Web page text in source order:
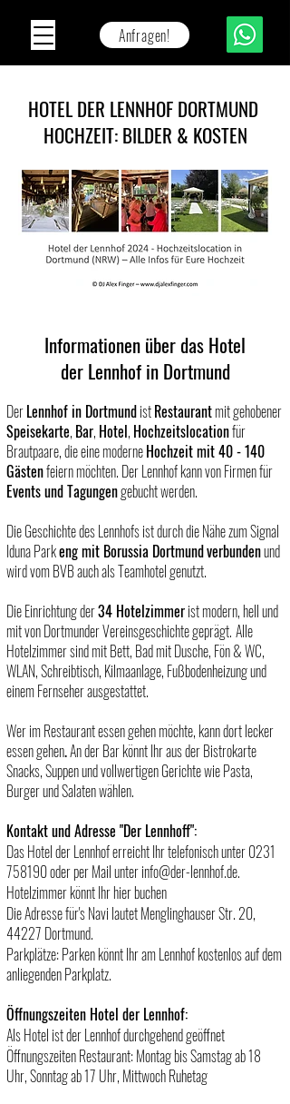
Anfragen!
HOTEL DER LENNHOF DORTMUND
HOCHZEIT: BILDER & KOSTEN
Informationen über das Hotel
der Lennhof in Dortmund
DerLennhof in DortmundistRestaurantmit gehobener
Speisekarte, Bar, Hotel, Hochzeitslocationfür
Brautpaare, die eine moderneHochzeit mit 40 - 140
Gästenfeiern möchten. Der Lennhof kann von Firmen für
Events und Tagungengebucht werden.
DieGeschichte des Lennhofsist durch die Nähe zum Signal
Iduna Parkeng mit Borussia Dortmundverbundenund
wird vom BVB auch als Teamhotel genutzt.
Die Einrichtung der34 Hotelzimmerist modern, hell und
mit von Dortmunder Vereinsgeschichte geprägt. Alle
Hotelzimmer sind mit Bett, Bad mit Dusche, Fön & WC,
WLAN, Schreibtisch, Kilmaanlage, Fußbodenheizung und
einem Fernseher ausgestattet.
Wer im Restaurant essen gehen möchte, kann dort lecker
essen gehen.An der Bar könnt Ihr aus der Bistrokarte
Snacks, Suppen und vollwertigen Gerichte wie Pasta,
Burger und Salaten wählen.
Kontakt und Adresse "Der Lennhoff":
Das Hotel der Lennhof erreicht Ihr telefonisch unter0231
758190oder per Mailunterinfo@der-lennhof.de.
Hotelzimmer könnt Ihr hier buchen
Die Adresse für's Navi lautet Menglinghauser Str. 20,
44227 Dortmund.
Parkplätze: Parken könnt Ihr am Lennhof kostenlos auf dem
anliegenden Parkplatz.
Öffnungszeiten Hotel der Lennhof:
Als Hotel ist der Lennhof durchgehend geöffnet
Öffnungszeiten Restaurant: Montag bis Samstag ab 18
Uhr, Sonntag ab 17 Uhr, Mittwoch Ruhetag